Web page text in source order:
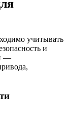
учитывать
и
—